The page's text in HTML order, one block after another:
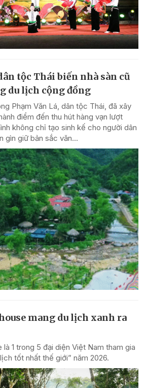
tộc Thái biến nhà sàn cũ
du lịch cộng đồng
Phạm Văn Lá, dân tộc Thái, đã xây
điểm đến thu hút hàng vạn lượt
không chỉ tạo sinh kế cho người dân
gìn giữ bản sắc văn...
mang du lịch xanh ra
1 trong 5 đại diện Việt Nam tham gia
tốt nhất thế giới” năm 2026.